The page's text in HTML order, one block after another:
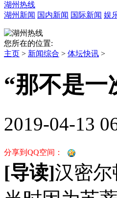
湖州热线
湖州新闻 国内新闻 国际新闻 娱
您所在的位置:
主页 > 新闻综合 > 体坛快讯 >
“那不是一
2019-04-13
分享到QQ空间：
[导读]汉密